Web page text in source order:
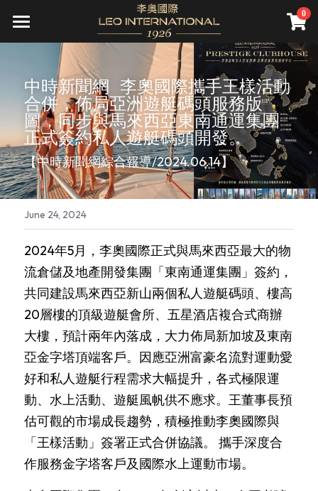
0
關於我們
公司介紹
願景
頂級服務
精準健康
直營診所
集團旗下診所(併購)
資產管理
資產管理
精品不動產
國際講座
財務講座
先騰馬業
高雄藝術博覽會
家庭／企業終身會籍
私人飛機
海洋文化
海洋文化
遊艇體驗
遊艇銷售
超跑賽事
超跑賽事
二手精品車款
超跑賽道活動
包場服務
藝術
藝術
福爾摩沙藝術博覽會
新竹藝術博覽會
馬術
馬術
三一馬術莊園
渡假餐飲
渡假餐飲
時尚精品
尊榮會員
會員禮遇
成為會員
一年期會籍
會員活動
遊艇銷售
全球據點
新聞報導
Search
繁體中文
繁體中文
简体中文
English
VR 線上導覽
中時新聞網   李奧國際攜手王樣活動
合併，佈局亞洲遊艇碼頭服務版
圖，同步與馬來西亞東南通運集團
正式簽約私人遊艇碼頭開發。
【中時新聞網綜合報導/2024.06.14】
June 24, 2024
2024年5月，李奧國際正式與馬來西亞最大的物
流倉儲及地產開發集團「東南通運集團」簽約，
共同建設馬來西亞新山兩個私人遊艇碼頭、樓高
20層樓的頂級遊艇會所、五星酒店複合式商辦
大樓，預計兩年內落成，大力佈局新加坡及東南
亞金字塔頂端客戶。因應亞洲富豪名流對運動愛
好和私人遊艇行程需求大幅提升，各式極限運
動、水上活動、遊艇風帆供不應求。王董事長預
估可觀的市場成長趨勢，積極推動李奧國際與
「王樣活動」簽署正式合併協議。 攜手深度合
作服務金字塔客戶及國際水上運動市場。
×
STORE CATEGORIES
All Categories